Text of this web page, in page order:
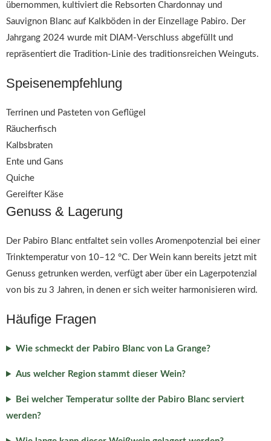
übernommen, kultiviert die Rebsorten Chardonnay und
Sauvignon Blanc auf Kalkböden in der Einzellage Pabiro. Der
Jahrgang 2024 wurde mit DIAM-Verschluss abgefüllt und
repräsentiert die Tradition-Linie des traditionsreichen Weinguts.
Speisenempfehlung
Terrinen und Pasteten von Geflügel
Räucherfisch
Kalbsbraten
Ente und Gans
Quiche
Gereifter Käse
Genuss & Lagerung
Der Pabiro Blanc entfaltet sein volles Aromenpotenzial bei einer
Trinktemperatur von 10–12 °C. Der Wein kann bereits jetzt mit
Genuss getrunken werden, verfügt aber über ein Lagerpotenzial
von bis zu 3 Jahren, in denen er sich weiter harmonisieren wird.
Häufige Fragen
Wie schmeckt der Pabiro Blanc von La Grange?
Aus welcher Region stammt dieser Wein?
Bei welcher Temperatur sollte der Pabiro Blanc serviert
werden?